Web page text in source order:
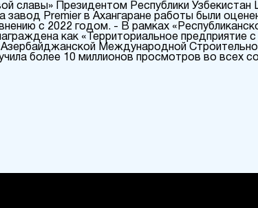
славы» Президентом Республики
завод Premier в Ахангаране работы были
с 2022 годом. - В рамках
как «Территориальное предприятие
Международной
более 10 миллионов просмотров во всех